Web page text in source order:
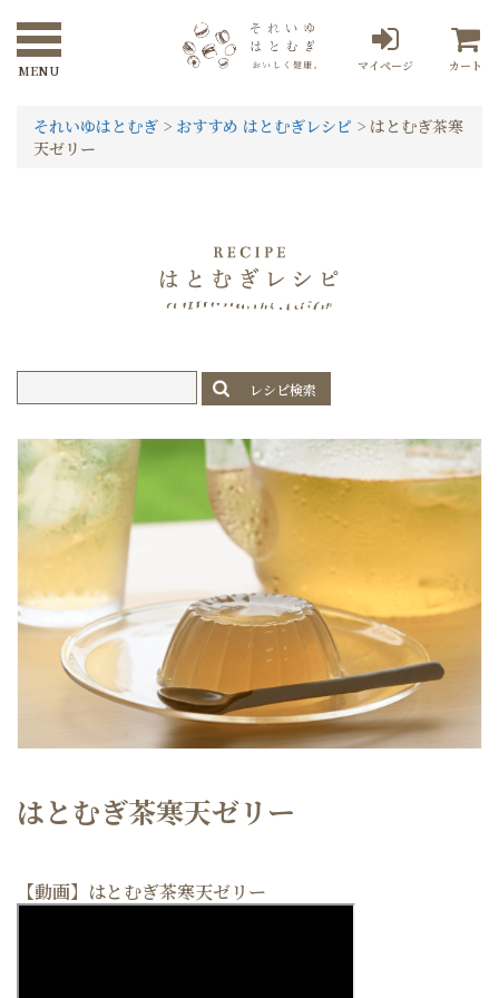
マイページ カート
それいゆはとむぎ > おすすめ はとむぎレシピ > はとむぎ茶寒
天ゼリー
はとむぎ茶寒天ゼリー
【動画】はとむぎ茶寒天ゼリー